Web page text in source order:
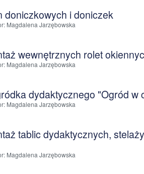
doniczkowych i doniczek
: Magdalena Jarzębowska
wewnętrznych rolet
: Magdalena Jarzębowska
dydaktycznego "Ogród w
: Magdalena Jarzębowska
tablic dydaktycznych,
: Magdalena Jarzębowska